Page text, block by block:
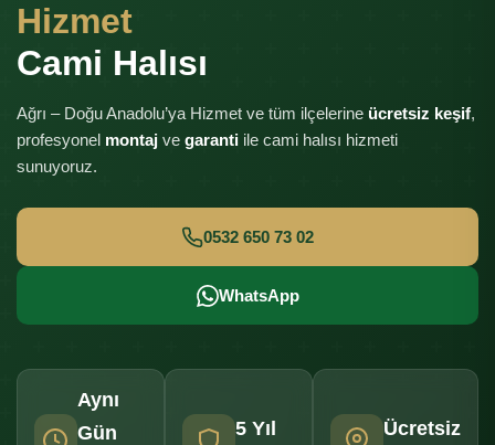
Hizmet
Cami Halısı
Ağrı – Doğu Anadolu’ya Hizmet ve tüm ilçelerine ücretsiz keşif,
profesyonel montaj ve garanti ile cami halısı hizmeti
sunuyoruz.
0532 650 73 02
WhatsApp
Aynı
Gün
5 Yıl Ücretsiz